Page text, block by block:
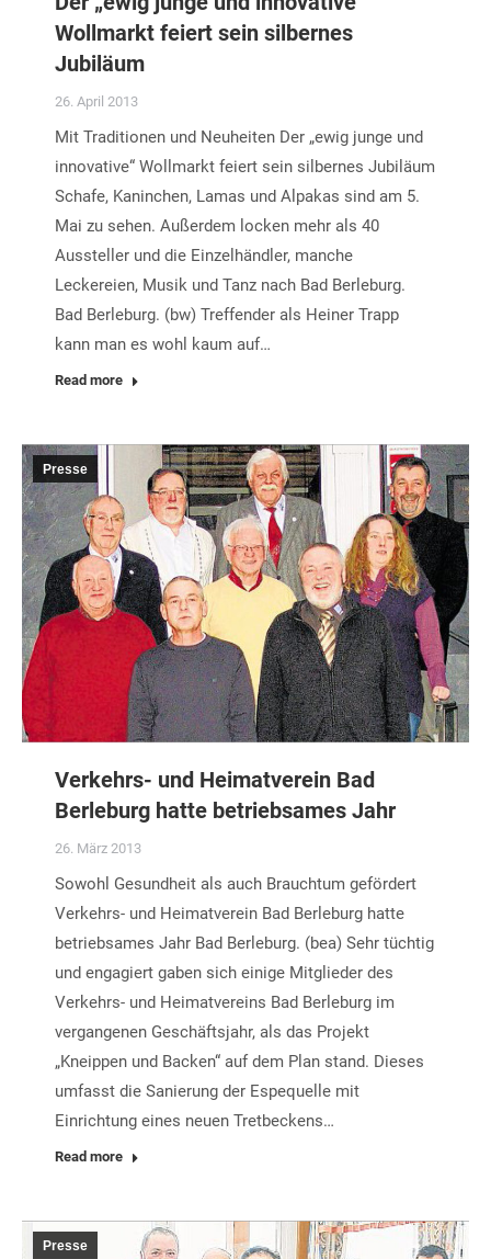
Wollmarkt feiert sein silbernes
Jubiläum
26. April 2013
Mit Traditionen und Neuheiten Der „ewig junge und
innovative“ Wollmarkt feiert sein silbernes Jubiläum
Schafe, Kaninchen, Lamas und Alpakas sind am 5.
Mai zu sehen. Außerdem locken mehr als 40
Aussteller und die Einzelhändler, manche
Leckereien, Musik und Tanz nach Bad Berleburg.
Bad Berleburg. (bw) Treffender als Heiner Trapp
kann man es wohl kaum auf…
Read more
Presse
Verkehrs- und Heimatverein Bad
Berleburg hatte betriebsames Jahr
26. März 2013
Sowohl Gesundheit als auch Brauchtum gefördert
Verkehrs- und Heimatverein Bad Berleburg hatte
betriebsames Jahr Bad Berleburg. (bea) Sehr tüchtig
und engagiert gaben sich einige Mitglieder des
Verkehrs- und Heimatvereins Bad Berleburg im
vergangenen Geschäftsjahr, als das Projekt
„Kneippen und Backen“ auf dem Plan stand. Dieses
umfasst die Sanierung der Espequelle mit
Einrichtung eines neuen Tretbeckens…
Read more
Presse